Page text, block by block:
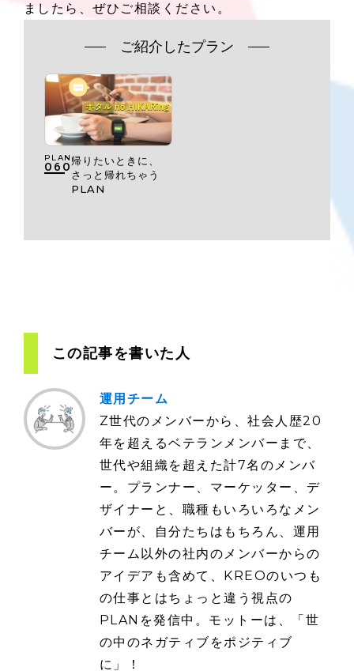
ましたら、ぜひご相談ください。
ご紹介したプラン
PLAN
060帰りたいときに、
さっと帰れちゃう
PLAN
この記事を書いた人
運用チーム
Z世代のメンバーから、社会人歴20
年を超えるベテランメンバーまで、
世代や組織を超えた計7名のメンバ
ー。プランナー、マーケッター、デ
ザイナーと、職種もいろいろなメン
バーが、自分たちはもちろん、運用
チーム以外の社内のメンバーからの
アイデアも含めて、KREOのいつも
の仕事とはちょっと違う視点の
PLANを発信中。モットーは、「世
の中のネガティブをポジティブ
に」！